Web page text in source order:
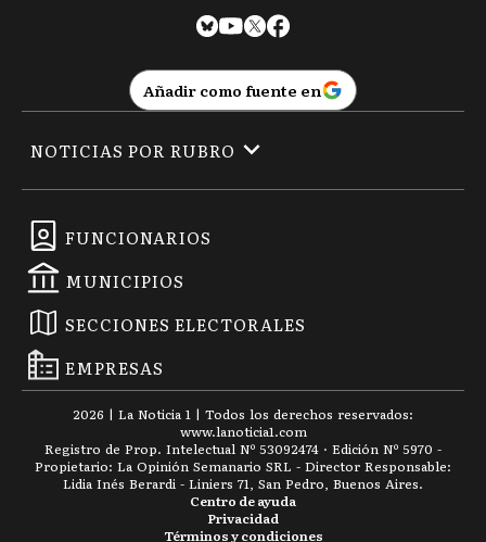
Añadir como fuente en
FUNCIONARIOS
MUNICIPIOS
SECCIONES ELECTORALES
EMPRESAS
NOTICIAS POR RUBRO
2026 | La Noticia 1 | Todos los derechos reservados:
www.lanoticia1.com
Registro de Prop. Intelectual Nº 53092474 · Edición Nº 5970 -
Propietario: La Opinión Semanario SRL - Director Responsable:
Lidia Inés Berardi - Liniers 71, San Pedro, Buenos Aires.
Términos y condiciones
Privacidad
Centro de ayuda